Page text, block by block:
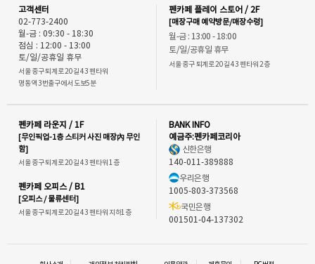
고객센터
02-773-2400
월-금 : 09:30 - 18:30
점심 : 12:00 - 13:00
토/일/공휴일 휴무
서울 중구 퇴계로 20길 43 펜타워
명동역 3번출구에서 도보5분
펜카페 플레이 스토어 / 2F
[매장구매 예약방문/매장수령]
월-금 : 13:00 - 18:00
토/일/공휴일 휴무
서울 중구 퇴계로 20길 43 펜타워 2층
펜카페 라운지 / 1F
[무인픽업-1층 스티커 사진 매장內 무인
함]
서울 중구 퇴계로 20길 43 펜타워 1층
펜카페 오피스 / B1
[오피스 / 물류센터]
서울 중구 퇴계로 20길 43 펜타워 지하1층
BANK INFO
예금주:펜카페코리아
신한은행
140-011-389888
우리은행
1005-803-373568
국민은행
001501-04-137302